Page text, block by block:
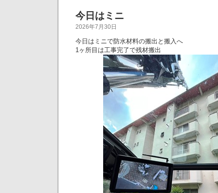
今日はミニ
2026年7月30日
今日はミニで防水材料の搬出と搬入へ
1ヶ所目は工事完了で残材搬出